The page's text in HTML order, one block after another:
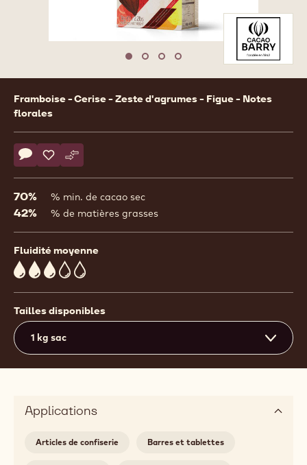
Move to slide 1
Move to slide 2
Move to slide 3
Move to slide 4
Product
information
Framboise - Cerise - Zeste d'agrumes - Figue - Notes
florales
Actions
Écrire un commentaire
- COUVERTURE NOIRE - MATSIRO 70% - PISTOLES - 1KG
Sauvegarder
- COUVERTURE NOIRE - MATSIRO 70% - PISTOLES -
Comparer
- COUVERTURE NOIRE - MATSIRO 70% -
70% % min. de cacao sec
42% % de matières grasses
Fluidité moyenne
3
Tailles disponibles
1 kg sac
Applications
Articles de confiserie Barres et tablettes